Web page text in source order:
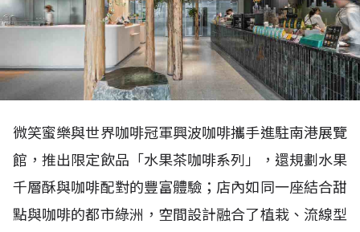
微笑蜜樂與世界咖啡冠軍興波咖啡攜手進駐南港展覽
館，推出限定飲品「水果茶咖啡系列」，還規劃水果
千層酥與咖啡配對的豐富體驗；店內如同一座結合甜
點與咖啡的都市綠洲，空間設計融合了植栽、流線型